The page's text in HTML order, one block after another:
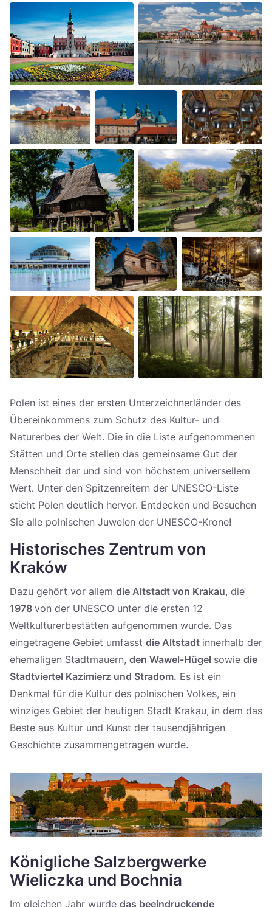
Polen ist eines der ersten Unterzeichnerländer des
Übereinkommens zum Schutz des Kultur- und
Naturerbes der Welt. Die in die Liste aufgenommenen
Stätten und Orte stellen das gemeinsame Gut der
Menschheit dar und sind von höchstem universellem
Wert. Unter den Spitzenreitern der UNESCO-Liste
sticht Polen deutlich hervor. Entdecken und Besuchen
Sie alle polnischen Juwelen der UNESCO-Krone!
Historisches Zentrum von
Kraków
Dazu gehört vor allem die Altstadt von Krakau, die
1978 von der UNESCO unter die ersten 12
Weltkulturerbestätten aufgenommen wurde. Das
eingetragene Gebiet umfasst die Altstadt innerhalb der
ehemaligen Stadtmauern, den Wawel-Hügel sowie die
Stadtviertel Kazimierz und Stradom. Es ist ein
Denkmal für die Kultur des polnischen Volkes, ein
winziges Gebiet der heutigen Stadt Krakau, in dem das
Beste aus Kultur und Kunst der tausendjährigen
Geschichte zusammengetragen wurde.
Königliche Salzbergwerke
Wieliczka und Bochnia
Im gleichen Jahr wurde das beeindruckende